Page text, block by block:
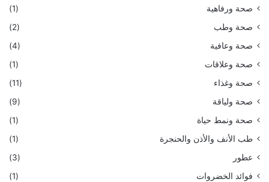
صحة ورفاهية
(1)
صحة وطب
(2)
صحة وعافية
(4)
صحة وعلاقات
(1)
صحة وغذاء
(11)
صحة ولياقة
(9)
صحة ونمط حياة
(1)
طب الأنف والأذن والحنجرة
(1)
عطور
(3)
فوائد الخضروات
(1)